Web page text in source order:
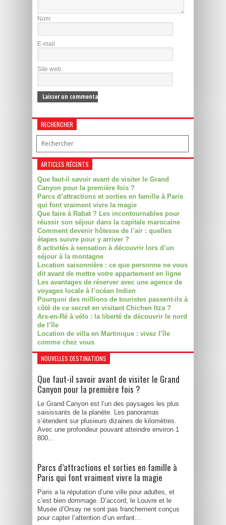
Nom
E-mail
Site web
RECHERCHER
ARTICLES RÉCENTS
Que faut-il savoir avant de visiter le Grand
Canyon pour la première fois ?
Parcs d’attractions et sorties en famille à Paris
qui font vraiment vivre la magie
Que faire à Rabat ? Les incontournables pour
réussir son séjour dans la capitale marocaine
Comment devenir hôtesse de l’air : quelles
étapes suivre pour y arriver ?
8 activités à sensation à découvrir lors d’un
séjour à la montagne
Location saisonnière : ce que personne ne vous
dit avant de mettre votre appartement en ligne
Les avantages de réserver avec une agence de
voyages locale à l’océan Indien
Pourquoi des millions de touristes passent-ils à
côté de ce secret en visitant Chichen Itza ?
Ars-en-Ré à vélo : la liberté de découvrir le nord
de l’île
Location de villa en Martinique : vivez l’île
comme chez vous
NOUVELLES DESTINATIONS
Que faut-il savoir avant de visiter le Grand
Canyon pour la première fois ?
Le Grand Canyon est l’un des paysages les plus
saisissants de la planète. Les panoramas
s’étendent sur plusieurs dizaines de kilomètres.
Avec une profondeur pouvant atteindre environ 1
800...
Parcs d’attractions et sorties en famille à
Paris qui font vraiment vivre la magie
Paris a la réputation d’une ville pour adultes, et
c’est bien dommage. D’accord, le Louvre et le
Musée d’Orsay ne sont pas franchement conçus
pour capter l’attention d’un enfant...